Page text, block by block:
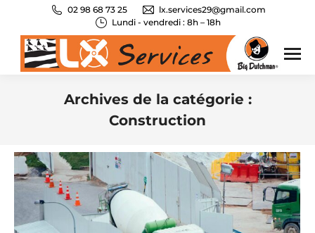
02 98 68 73 25
lx.services29@gmail.com
Lundi - vendredi : 8h – 18h
Archives de la catégorie :
Construction